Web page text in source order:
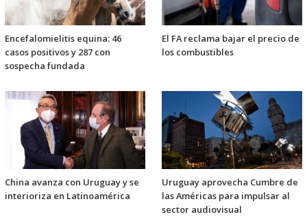
Encefalomielitis equina: 46
casos positivos y 287 con
sospecha fundada
El FA reclama bajar el precio de
los combustibles
China avanza con Uruguay y se
interioriza en Latinoamérica
Uruguay aprovecha Cumbre de
las Américas para impulsar al
sector audiovisual